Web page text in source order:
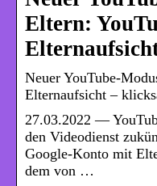
Eltern:
Neuer YouTube-
Elternaufsicht –
27.03.2022 —
den Videodienst
Google-Konto mit
dem von …